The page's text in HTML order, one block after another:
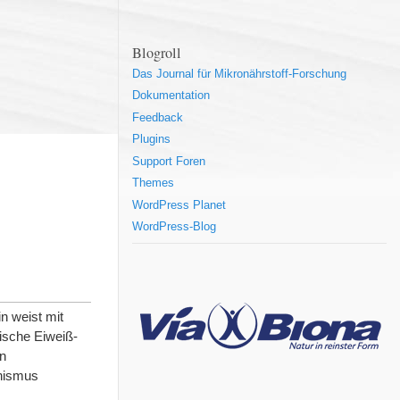
weist mit
Eiweiß-
Blogroll
Das Journal für Mikronährstoff-Forschung
Dokumentation
Feedback
Plugins
Support Foren
Themes
WordPress Planet
WordPress-Blog